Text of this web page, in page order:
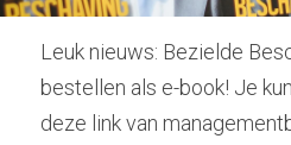
Leuk nieuws: Bezielde
bestellen als e-book! Je